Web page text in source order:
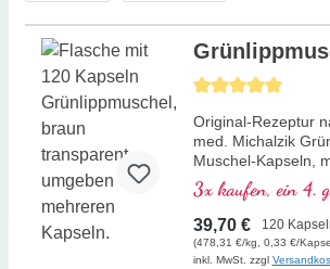
Durchschnittliche
Original-Rezeptur
med. Michalzik
Muschel-Kapseln,
2.220 mg Perna
aus Neuseeland,
(GAGs), 30-60 mg
Tagesdosierung,
3x kaufen, ein 4.
39,70 € 120
(478,31 €/kg, 0,33 €/
inkl. MwSt. zzgl